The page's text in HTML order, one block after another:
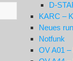
D-
KARC –
Neues
Notfunk
OV A01